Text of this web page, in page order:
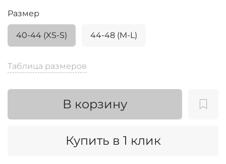
Таблица размеров
В корзину
Купить в 1 клик
Размер
40-44 (XS-S) 44-48 (M-L)